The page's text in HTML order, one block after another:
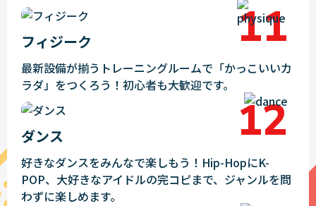
フィジーク
最新設備が揃うトレーニングルームで「かっこいいカ
ラダ」をつくろう！初心者も大歓迎です。
ダンス
好きなダンスをみんなで楽しもう！Hip-HopにK-
POP、大好きなアイドルの完コピまで、ジャンルを問
わずに楽しめます。